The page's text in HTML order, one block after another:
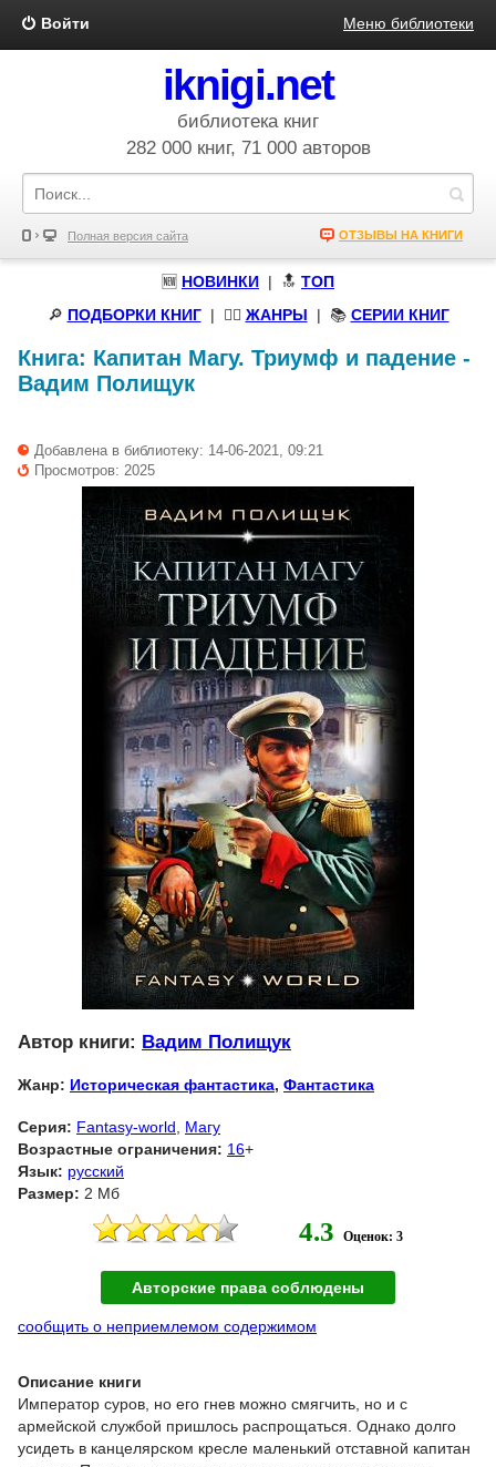
Войти Меню библиотеки
iknigi.net
библиотека книг
282 000 книг, 71 000 авторов
Полная версия сайта ОТЗЫВЫ НА КНИГИ
🆕 НОВИНКИ | 🔝 ТОП
🔎 ПОДБОРКИ КНИГ| 🧝‍♀️ ЖАНРЫ | 📚 СЕРИИ КНИГ
Книга: Капитан Магу. Триумф и падение -
Вадим Полищук
Добавлена в библиотеку: 14-06-2021, 09:21
Просмотров: 2025
Автор книги: Вадим Полищук
Жанр: Историческая фантастика, Фантастика
Серия: Fantasy-world
Магу
Возрастные ограничения: 16+
Язык: русский
Размер: 2 Мб
4.3 Оценок: 3
Авторские права соблюдены
сообщить о неприемлемом содержимом
Описание книги
Император суров, но его гнев можно смягчить, но и с
армейской службой пришлось распрощаться. Однако долго
усидеть в канцелярском кресле маленький отставной капитан